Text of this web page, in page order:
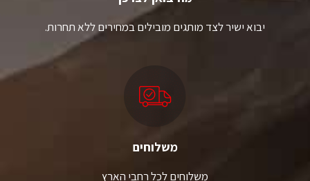
יבוא ישיר לצד מותגים מובילים במחירים ללא תחרות.
משלוחים
משלוחים לכל רחבי הארץ